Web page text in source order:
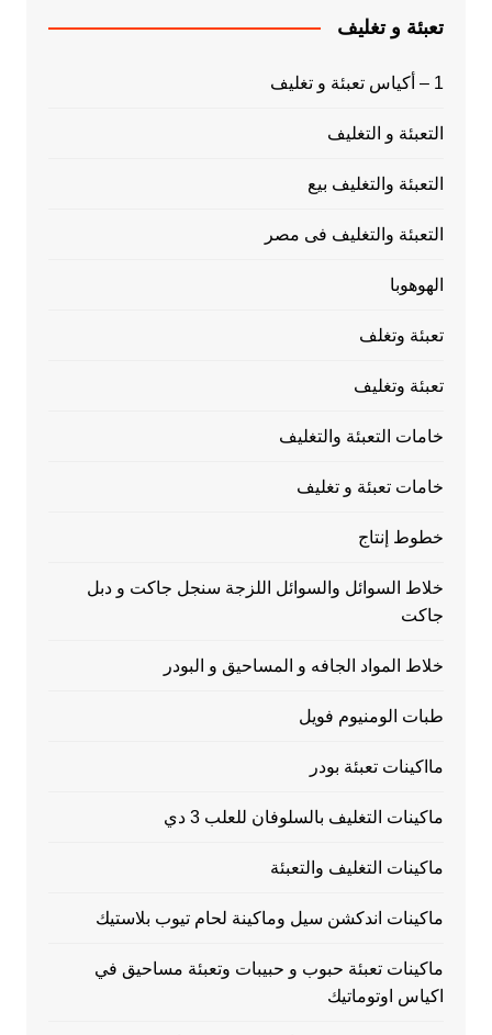
تعبئة و تغليف
1 – أكياس تعبئة و تغليف
التعبئة و التغليف
التعبئة والتغليف بيع
التعبئة والتغليف فى مصر
الهوهوبا
تعبئة وتغلف
تعبئة وتغليف
خامات التعبئة والتغليف
خامات تعبئة و تغليف
خطوط إنتاج
خلاط السوائل والسوائل اللزجة سنجل جاكت و دبل
جاكت
خلاط المواد الجافه و المساحيق و البودر
طبات الومنيوم فويل
مااكينات تعبئة بودر
ماكينات التغليف بالسلوفان للعلب 3 دي
ماكينات التغليف والتعبئة
ماكينات اندكشن سيل وماكينة لحام تيوب بلاستيك
ماكينات تعبئة حبوب و حبيبات وتعبئة مساحيق في
اكياس اوتوماتيك